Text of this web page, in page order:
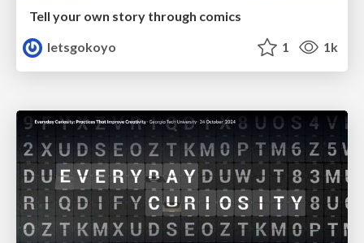
Tell your own story through comics
letsgokoyo
1 1k